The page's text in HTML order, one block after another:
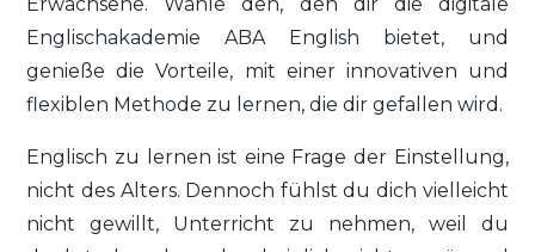
Englischakademie ABA English bietet, und
genieße die Vorteile, mit einer innovativen und
flexiblen Methode zu lernen, die dir gefallen wird.
Englisch zu lernen ist eine Frage der Einstellung,
nicht des Alters. Dennoch fühlst du dich vielleicht
nicht gewillt, Unterricht zu nehmen, weil du